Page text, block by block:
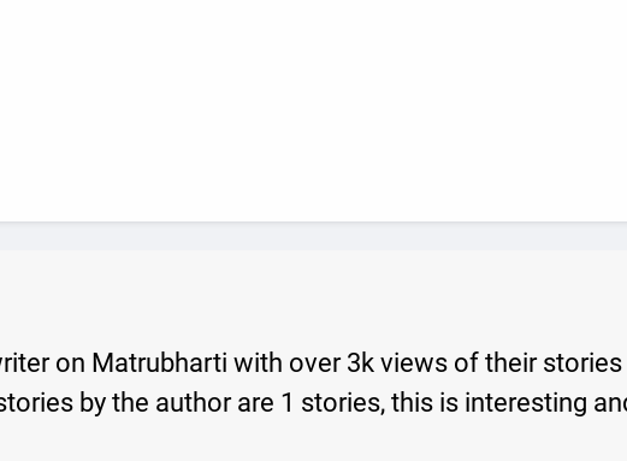
on Matrubharti with over 3k views of their
by the author are 1 stories, this is interesting